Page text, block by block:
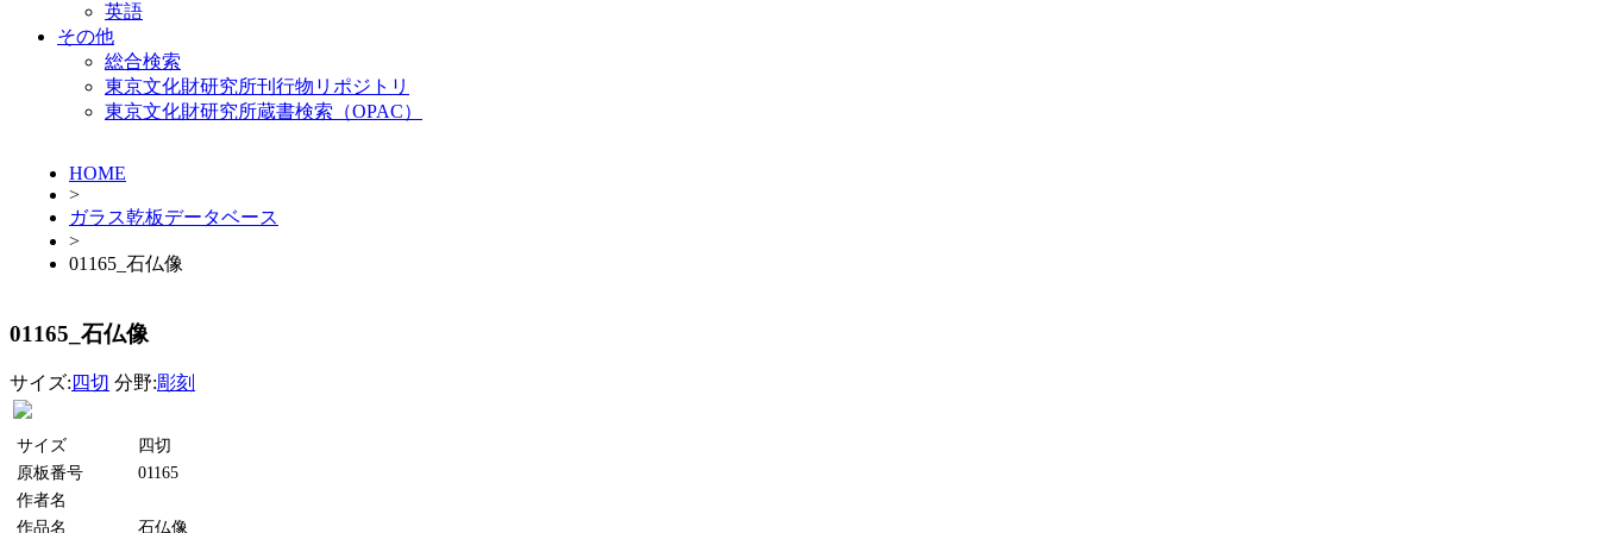
英語
その他
総合検索
東京文化財研究所刊行物リポジトリ
東京文化財研究所蔵書検索（OPAC）
HOME
>
ガラス乾板データベース
>
01165_石仏像
01165_石仏像
サイズ: 四切 分野:彫刻
サイズ
四切
原板番号
01165
作者名
作品名
石仏像